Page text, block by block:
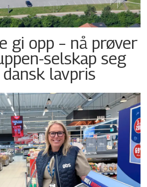
gi opp – nå prøver
selskap seg
lavpris